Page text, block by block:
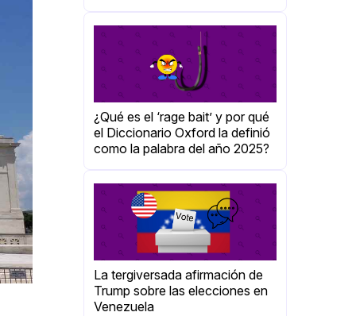
¿Qué es el ‘rage bait’ y por qué
el Diccionario Oxford la definió
como la palabra del año 2025?
La tergiversada afirmación de
Trump sobre las elecciones en
Venezuela